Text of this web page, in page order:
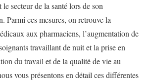
secteur de la santé lors de son
Parmi ces mesures, on retrouve la
aux pharmaciens, l’augmentation de
travaillant de nuit et la prise en
du travail et de la qualité de vie au
vous présentons en détail ces différentes